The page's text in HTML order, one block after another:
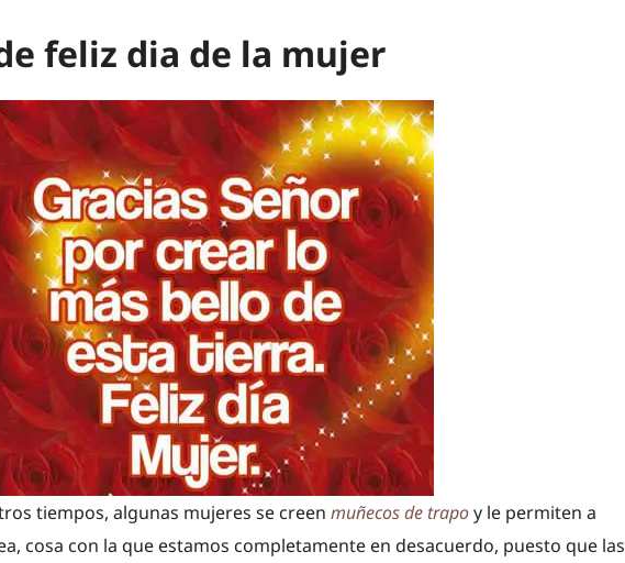
feliz dia de la mujer
tiempos, algunas mujeres se creen muñecos de trapoy le permiten a
cosa con la que estamos completamente en desacuerdo, puesto que las